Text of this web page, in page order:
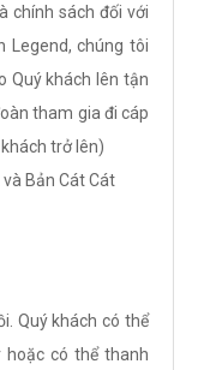
chính sách đối với
Legend, chúng tôi
Quý khách lên tận
tham gia đi cáp
trở lên)
Bản Cát Cát
Quý khách có thể
có thể thanh